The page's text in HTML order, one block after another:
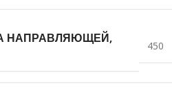
НАПРАВЛЯЮЩЕЙ,
450